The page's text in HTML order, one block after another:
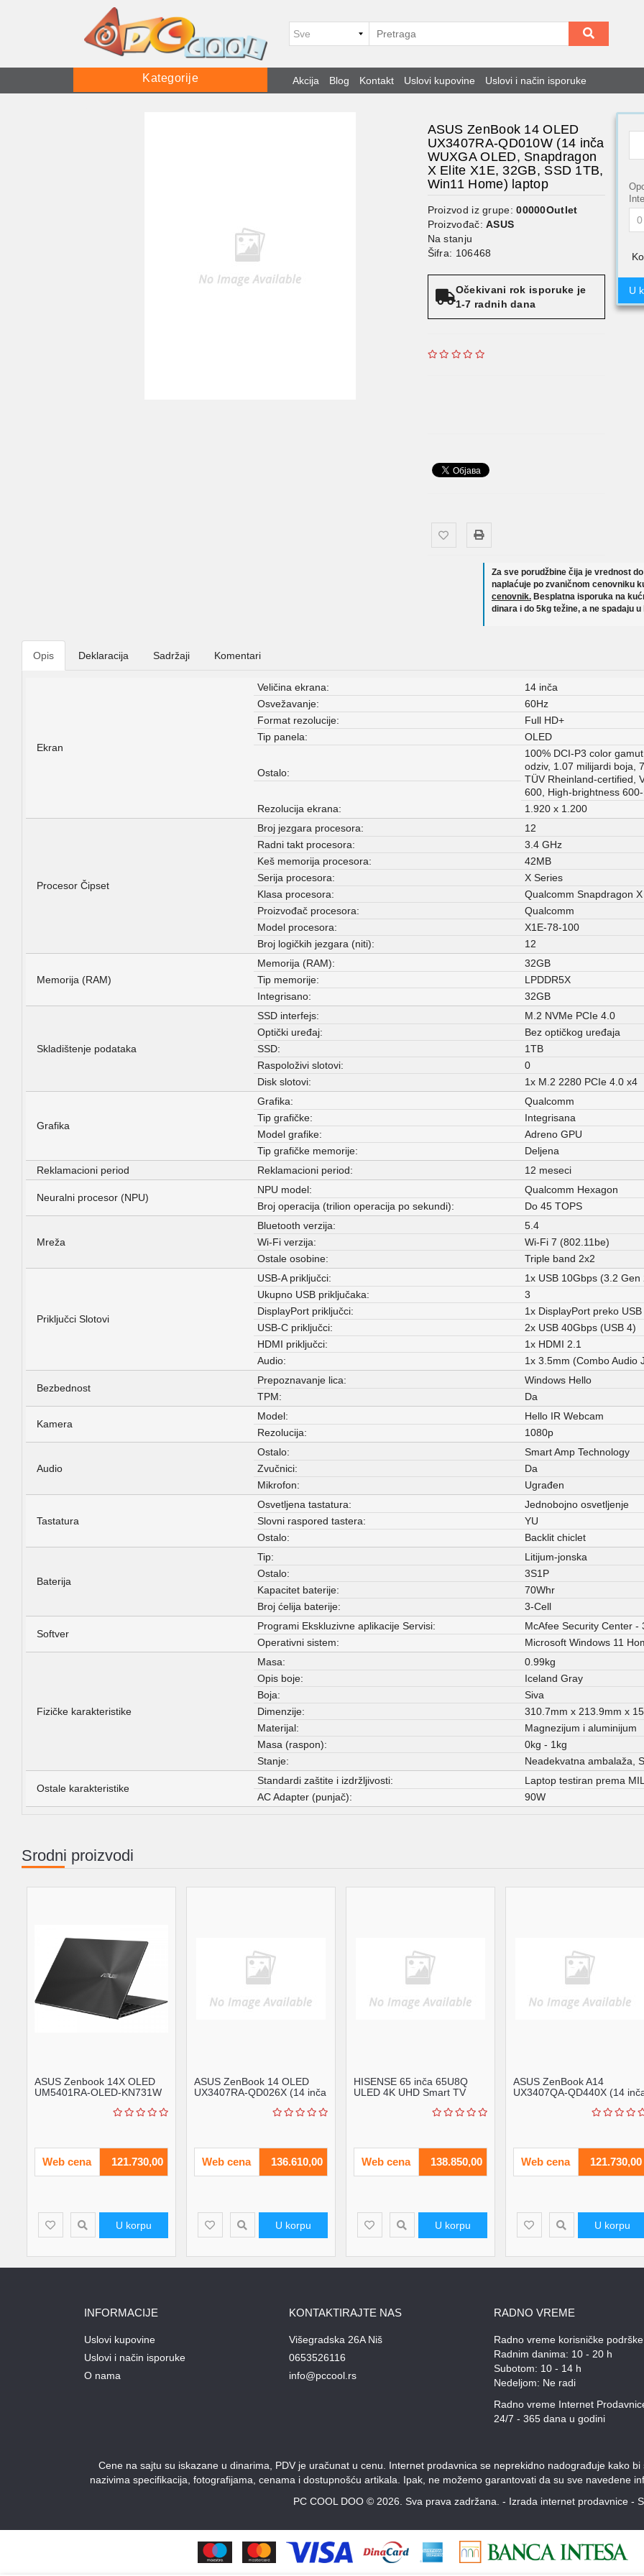
Kategorije Akcija Blog Kontakt Uslovi kupovine Uslovi i način isporuke
ASUS ZenBook 14 OLED
UX3407RA-QD010W (14 inča
WUXGA OLED, Snapdragon
X Elite X1E, 32GB, SSD 1TB,
Win11 Home) laptop
Proizvod iz grupe:00000Outlet
Proizvođač:ASUS
Na stanju
Šifra: 106468
Očekivani rok isporuke je
1-7 radnih dana
U
Za sve porudžbine čija je vrednost
naplaćuje po zvaničnom cenovniku
cenovnik. Besplatna isporuka na
dinara i do 5kg težine, a ne spadaju
Opis Deklaracija Sadržaji Komentari
Ekran
Veličina ekrana:
14 inča
Osvežavanje:
60Hz
Format rezolucije:
Full HD+
Tip panela:
OLED
Ostalo:
100% DCI-P3 color
odziv, 1.07 milijardi boja,
TÜV Rheinland-certified,
600, High-brightness
Rezolucija ekrana:
1.920 x 1.200
Procesor Čipset
Broj jezgara procesora:
12
Radni takt procesora:
3.4 GHz
Keš memorija procesora:
42MB
Serija procesora:
X Series
Klasa procesora:
Qualcomm Snapdragon
Proizvođač procesora:
Qualcomm
Model procesora:
X1E-78-100
Broj logičkih jezgara (niti):
12
Memorija (RAM)
Memorija (RAM):
32GB
Tip memorije:
LPDDR5X
Integrisano:
32GB
Skladištenje podataka
SSD interfejs:
M.2 NVMe PCIe 4.0
Optički uređaj:
Bez optičkog uređaja
SSD:
1TB
Raspoloživi slotovi:
0
Disk slotovi:
1x M.2 2280 PCIe 4.0 x4
Grafika
Grafika:
Qualcomm
Tip grafičke:
Integrisana
Model grafike:
Adreno GPU
Tip grafičke memorije:
Deljena
Reklamacioni period
Reklamacioni period: 12 meseci
Neuralni procesor (NPU)
NPU model:
Qualcomm Hexagon
Broj operacija (trilion operacija po sekundi):
Do 45 TOPS
Mreža
Bluetooth verzija:
5.4
Wi-Fi verzija:
Wi-Fi 7 (802.11be)
Ostale osobine:
Triple band 2x2
Priključci Slotovi
USB-A priključci:
1x USB 10Gbps (3.2 Gen
Ukupno USB priključaka:
3
DisplayPort priključci:
1x DisplayPort preko
USB-C priključci:
2x USB 40Gbps (USB 4)
HDMI priključci:
1x HDMI 2.1
Audio:
1x 3.5mm (Combo Audio
Bezbednost
Prepoznavanje lica:
Windows Hello
TPM:
Da
Kamera
Model:
Hello IR Webcam
Rezolucija:
1080p
Audio
Ostalo:
Smart Amp Technology
Zvučnici:
Da
Mikrofon:
Ugrađen
Tastatura
Osvetljena tastatura:
Jednobojno osvetljenje
Slovni raspored tastera:
YU
Ostalo:
Backlit chiclet
Baterija
Tip:
Litijum-jonska
Ostalo:
3S1P
Kapacitet baterije:
70Whr
Broj ćelija baterije:
3-Cell
Softver
Programi Ekskluzivne aplikacije Servisi:
McAfee Security Center -
Operativni sistem:
Microsoft Windows 11
Fizičke karakteristike
Masa:
0.99kg
Opis boje:
Iceland Gray
Boja:
Siva
Dimenzije:
310.7mm x 213.9mm x
Materijal:
Magnezijum i aluminijum
Masa (raspon):
0kg - 1kg
Stanje:
Neadekvatna ambalaža,
Ostale karakteristike
Standardi zaštite i izdržljivosti:
Laptop testiran prema
AC Adapter (punjač):
90W
Srodni proizvodi
ASUS Zenbook 14X OLED
UM5401RA-OLED-KN731W
Web cena 121.730,00
U korpu
ASUS ZenBook 14 OLED
UX3407RA-QD026X (14 inča
Web cena 136.610,00
U korpu
HISENSE 65 inča 65U8Q
ULED 4K UHD Smart TV
Web cena 138.850,00
U korpu
ASUS ZenBook A14
UX3407QA-QD440X (14
Web cena 121.730,00
U korpu
INFORMACIJE
Uslovi kupovine
Uslovi i način isporuke
O nama
KONTAKTIRAJTE NAS
Višegradska 26A Niš
0653526116
info@pccool.rs
RADNO VREME
Radno vreme korisničke
Radnim danima: 10 - 20 h
Subotom: 10 - 14 h
Nedeljom: Ne radi
Radno vreme Internet
24/7 - 365 dana u godini
Cene na sajtu su iskazane u dinarima, PDV je uračunat u cenu. Internet prodavnica se neprekidno nadograđuje kako
nazivima specifikacija, fotografijama, cenama i dostupnošću artikala. Ipak, ne možemo garantovati da su sve navedene
PC COOL DOO © 2026. Sva prava zadržana. - Izrada internet prodavnice -